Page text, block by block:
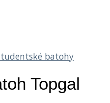
batohy
Topgal